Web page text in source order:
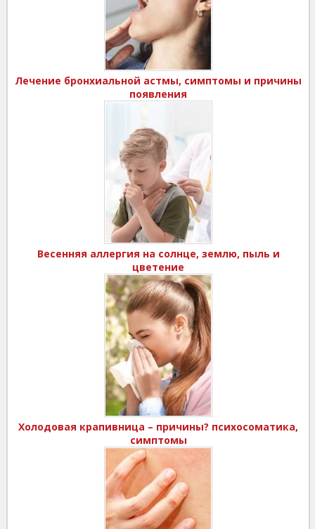
Лечение бронхиальной астмы, симптомы и причины
появления
Весенняя аллергия на солнце, землю, пыль и
цветение
Холодовая крапивница – причины? психосоматика,
симптомы